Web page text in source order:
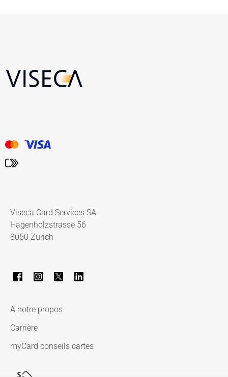
Viseca Card Services SA
Hagenholzstrasse 56
8050 Zurich
A notre propos
Carrière
myCard conseils cartes